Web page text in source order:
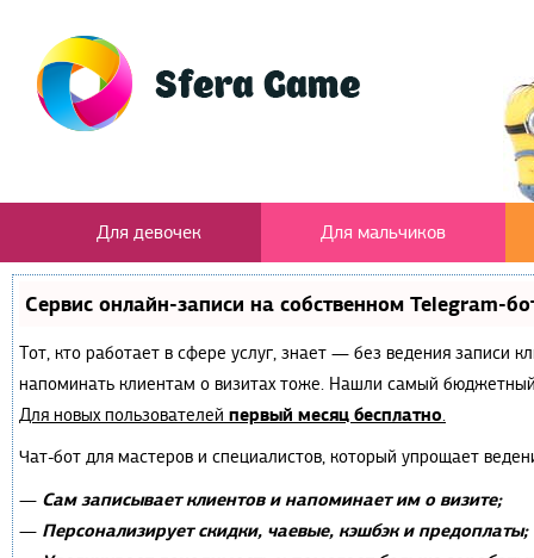
Для девочек Для мальчиков
Сервис онлайн-записи на собственном Telegram-
Тот, кто работает в сфере услуг, знает — без ведения записи
напоминать клиентам о визитах тоже. Нашли самый
Для новых пользователей первый месяц бесплатно.
Чат-бот для мастеров и специалистов, который упрощает
— Сам записывает клиентов и напоминает им о визите;
— Персонализирует скидки, чаевые, кэшбэк и предоплаты;